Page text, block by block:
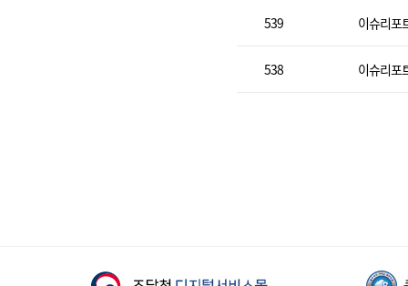
539 이슈리포
538 이슈리포